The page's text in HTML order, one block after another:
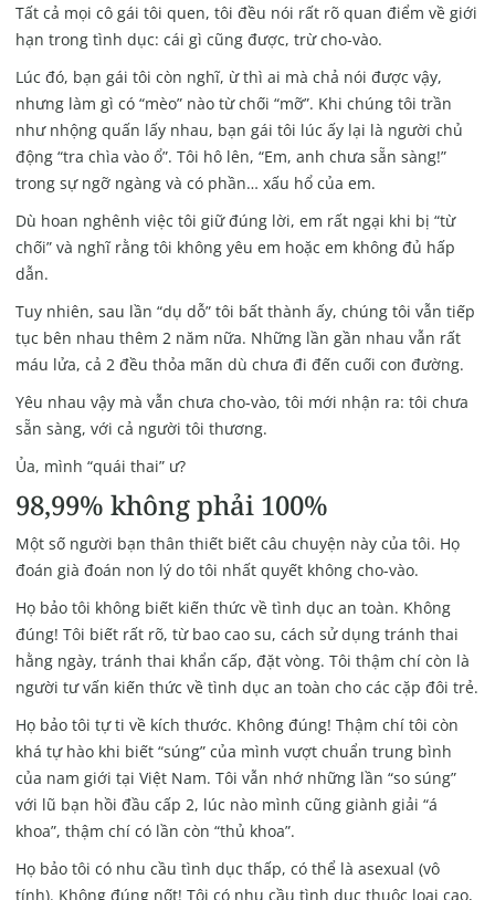
Tất cả mọi cô gái tôi quen, tôi đều nói rất rõ quan điểm về giới
hạn trong tình dục: cái gì cũng được, trừ cho-vào.
Lúc đó, bạn gái tôi còn nghĩ, ừ thì ai mà chả nói được vậy,
nhưng làm gì có “mèo” nào từ chối “mỡ”. Khi chúng tôi trần
như nhộng quấn lấy nhau, bạn gái tôi lúc ấy lại là người chủ
động “tra chìa vào ổ”. Tôi hô lên, “Em, anh chưa sẵn sàng!”
trong sự ngỡ ngàng và có phần… xấu hổ của em.
Dù hoan nghênh việc tôi giữ đúng lời, em rất ngại khi bị “từ
chối” và nghĩ rằng tôi không yêu em hoặc em không đủ hấp
dẫn.
Tuy nhiên, sau lần “dụ dỗ” tôi bất thành ấy, chúng tôi vẫn tiếp
tục bên nhau thêm 2 năm nữa. Những lần gần nhau vẫn rất
máu lửa, cả 2 đều thỏa mãn dù chưa đi đến cuối con đường.
Yêu nhau vậy mà vẫn chưa cho-vào, tôi mới nhận ra: tôi chưa
sẵn sàng, với cả người tôi thương.
Ủa, mình “quái thai” ư?
98,99% không phải 100%
Một số người bạn thân thiết biết câu chuyện này của tôi. Họ
đoán già đoán non lý do tôi nhất quyết không cho-vào.
Họ bảo tôi không biết kiến thức về tình dục an toàn. Không
đúng! Tôi biết rất rõ, từ bao cao su, cách sử dụng tránh thai
hằng ngày, tránh thai khẩn cấp, đặt vòng. Tôi thậm chí còn là
người tư vấn kiến thức về tình dục an toàn cho các cặp đôi trẻ.
Họ bảo tôi tự ti về kích thước. Không đúng! Thậm chí tôi còn
khá tự hào khi biết “súng” của mình vượt chuẩn trung bình
của nam giới tại Việt Nam. Tôi vẫn nhớ những lần “so súng”
với lũ bạn hồi đầu cấp 2, lúc nào mình cũng giành giải “á
khoa”, thậm chí có lần còn “thủ khoa”.
Họ bảo tôi có nhu cầu tình dục thấp, có thể là asexual (vô
tính). Không đúng nốt! Tôi có nhu cầu tình dục thuộc loại cao,